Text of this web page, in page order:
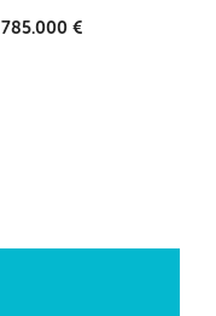
785.000 €